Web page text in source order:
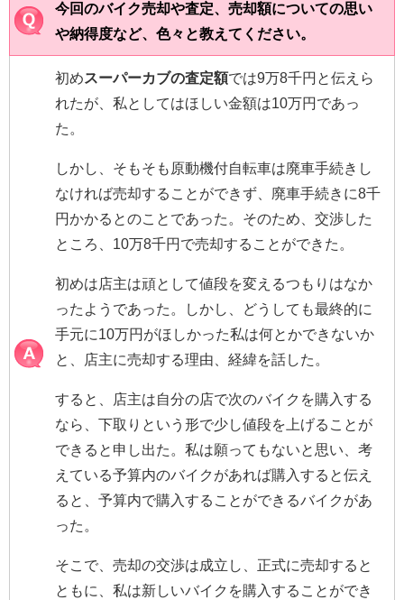
今回のバイク売却や査定、売却額についての思い
や納得度など、色々と教えてください。
初めスーパーカブの査定額では9万8千円と伝えら
れたが、私としてはほしい金額は10万円であっ
た。
しかし、そもそも原動機付自転車は廃車手続きし
なければ売却することができず、廃車手続きに8千
円かかるとのことであった。そのため、交渉した
ところ、10万8千円で売却することができた。
初めは店主は頑として値段を変えるつもりはなか
ったようであった。しかし、どうしても最終的に
手元に10万円がほしかった私は何とかできないか
と、店主に売却する理由、経緯を話した。
すると、店主は自分の店で次のバイクを購入する
なら、下取りという形で少し値段を上げることが
できると申し出た。私は願ってもないと思い、考
えている予算内のバイクがあれば購入すると伝え
ると、予算内で購入することができるバイクがあ
った。
そこで、売却の交渉は成立し、正式に売却すると
ともに、私は新しいバイクを購入することができ